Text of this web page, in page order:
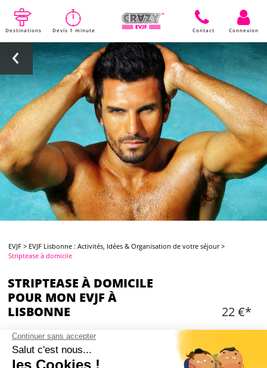
Destinations Devis 1 minute Contact Connexion
EVJF > EVJF Lisbonne : Activités, Idées & Organisation de votre séjour>
Striptease à domicile
STRIPTEASE À DOMICILE
POUR MON EVJF À
LISBONNE
22 €*